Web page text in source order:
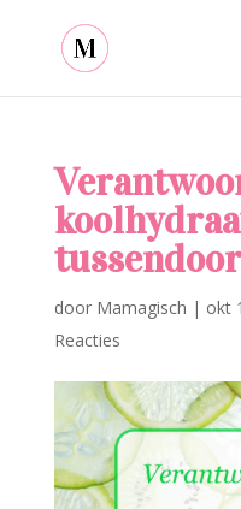
door Mamagisch | okt
Reacties